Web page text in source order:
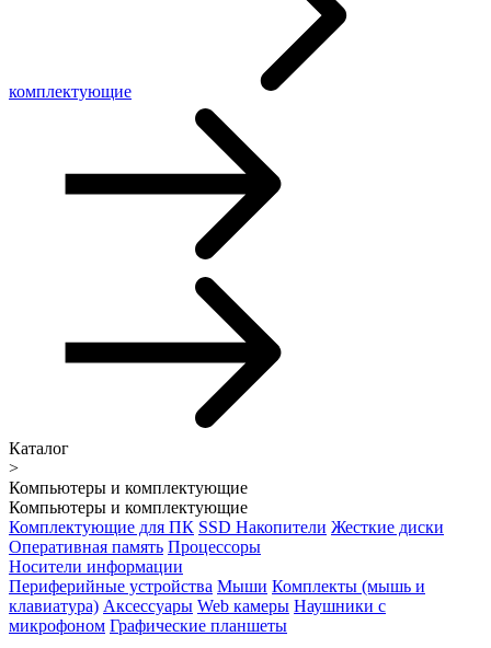
комплектующие
Каталог
>
Компьютеры и комплектующие
Компьютеры и комплектующие
Комплектующие для ПК SSD Накопители Жесткие диски
Оперативная память Процессоры
Носители информации
Периферийные устройства Мыши Комплекты (мышь и
клавиатура) Аксессуары Web камеры Наушники с
микрофоном Графические планшеты